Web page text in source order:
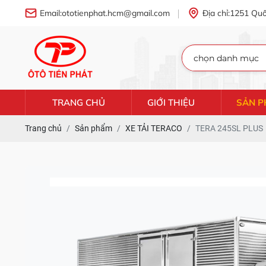
Email:ototienphat.hcm@gmail.com Địa chỉ:1251
TRANG CHỦ GIỚI THIỆU SẢN
Trang chủ Sản phẩm XE TẢI TERACO TERA 245SL PLUS